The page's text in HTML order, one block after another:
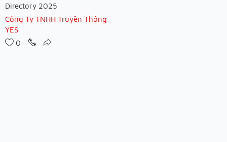
Directory 2025
Công Ty TNHH Truyền Thông
YES
0